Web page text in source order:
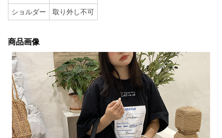
ショルダー 取り外し不可
商品画像